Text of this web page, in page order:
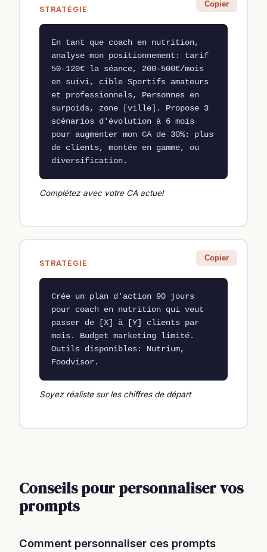
STRATÉGIE
Copier
En tant que coach en nutrition,
analyse mon positionnement: tarif
50-120€ la séance, 200-500€/mois
en suivi, cible Sportifs amateurs
et professionnels, Personnes en
surpoids, zone [ville]. Propose 3
scénarios d'évolution à 6 mois
pour augmenter mon CA de 30%: plus
de clients, montée en gamme, ou
diversification.
Complétez avec votre CA actuel
STRATÉGIE
Copier
Crée un plan d'action 90 jours
pour coach en nutrition qui veut
passer de [X] à [Y] clients par
mois. Budget marketing limité.
Outils disponibles: Nutrium,
Foodvisor.
Soyez réaliste sur les chiffres de départ
Conseils pour personnaliser vos
prompts
Comment personnaliser ces prompts